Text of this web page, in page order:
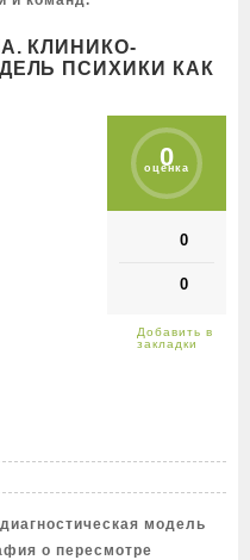
КЛИНИКО-
ПСИХИКИ КАК
0
оценка
0
0
модель
о пересмотре